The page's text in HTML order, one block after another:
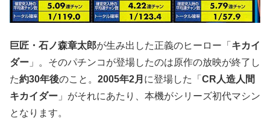
巨匠・石ノ森章太郎が生み出した正義のヒーロー「 キカイ
ダー 」。そのパチンコが登場したのは原作の放映が終了し
た約30年後のこと。 2005年2月 に登場した「 CR人造人間
キカイダー 」がそれにあたり、本機がシリーズ初代マシン
となります。